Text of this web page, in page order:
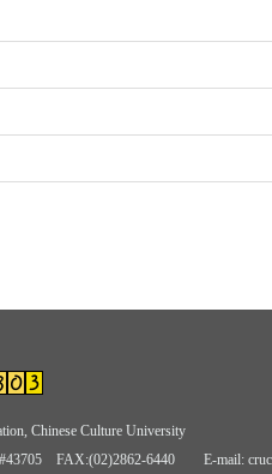
Chinese Culture University
FAX:(02)2862-6440 E-mail: